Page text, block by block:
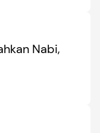
Nabi,